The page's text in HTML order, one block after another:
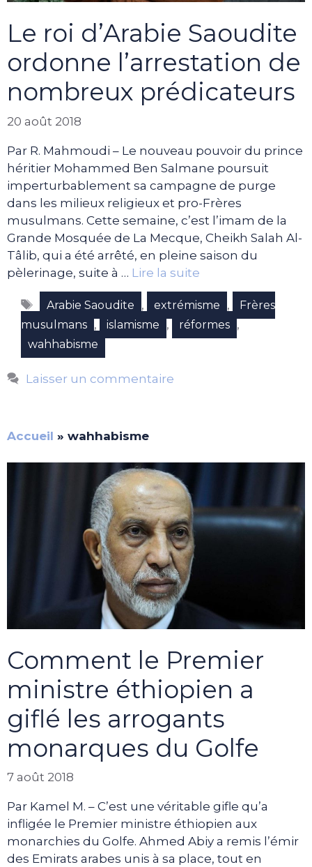
Le roi d’Arabie Saoudite
ordonne l’arrestation de
nombreux prédicateurs
20 août 2018
Par R. Mahmoudi – Le nouveau pouvoir du prince
héritier Mohammed Ben Salmane poursuit
imperturbablement sa campagne de purge
dans les milieux religieux et pro-Frères
musulmans. Cette semaine, c’est l’imam de la
Grande Mosquée de La Mecque, Cheikh Salah Al-
Tâlib, qui a été arrêté, en pleine saison du
pèlerinage, suite à … Lire la suite
Étiquettes
Arabie Saoudite , extrémisme ,
Frères
musulmans , islamisme , réformes ,
wahhabisme
Laisser un commentaire
Accueil » wahhabisme
Comment le Premier
ministre éthiopien a
giflé les arrogants
monarques du Golfe
7 août 2018
Par Kamel M. – C’est une véritable gifle qu’a
infligée le Premier ministre éthiopien aux
monarchies du Golfe. Ahmed Abiy a remis l’émir
des Emirats arabes unis à sa place, tout en